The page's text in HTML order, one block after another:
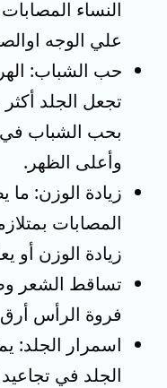
النساء
علي الوجه
حب الشباب:
تجعل الجلد أكثر
بحب الشباب في
وأعلى الظهر.
المصابات
زيادة الوزن أو
تساقط الشعر
فروة الرأس
اسمرار الجلد:
الجلد في